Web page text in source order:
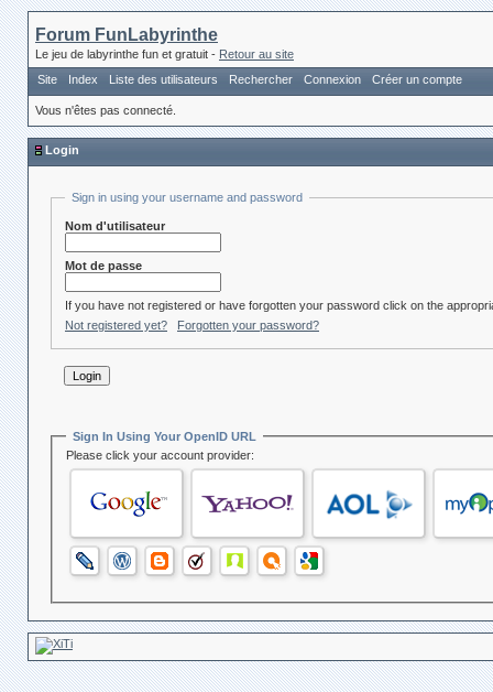
Forum FunLabyrinthe
Le jeu de labyrinthe fun et gratuit - Retour au site
Site
Index Liste des utilisateurs Rechercher Connexion Créer un compte
Vous n'êtes pas connecté.
Login
Sign in using your username and password
Nom d'utilisateur
Mot de passe
If you have not registered or have forgotten your password click on the
Not registered yet?
Forgotten your password?
Sign In Using Your OpenID URL
Please click your account provider: